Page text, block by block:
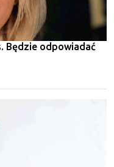
Będzie odpowiadać